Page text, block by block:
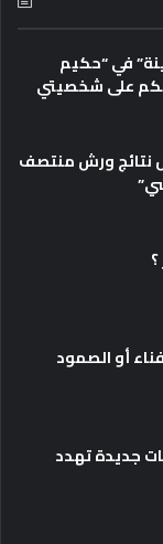
في “حكيم
على شخصيتي
نتائج ورش منتصف
أو الصمود
جديدة تهدد